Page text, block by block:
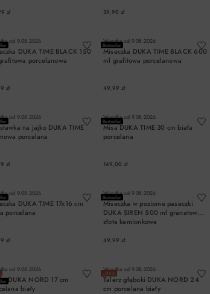
zł 39,90 zł
od 9.08.2026
DUKA TIME BLACK 150
porcelanowa
zł
Bestseller
Wysyłka od 9.08.2026
Miseczka DUKA TIME BLACK 600
ml grafitowa porcelanowa
49,99 zł
od 9.08.2026
na jajko DUKA TIME
porcelana
zł
Bestseller
Wysyłka od 9.08.2026
Misa DUKA TIME 30 cm biała
porcelana
149,00 zł
od 9.08.2026
DUKA TIME 17x16 cm
porcelana
zł
Bestseller
Wysyłka od 9.08.2026
Miseczka w poziome paseczki
DUKA SIREN 500 ml granatowa
złota kamionkowa
49,99 zł
od 9.08.2026
DUKA NORD 17 cm
biały
−25%
Wysyłka od 9.08.2026
Talerz głęboki DUKA NORD 24
cm porcelana biały